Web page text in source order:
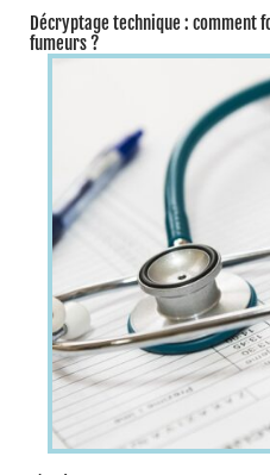
Décryptage technique : comment
fumeurs ?